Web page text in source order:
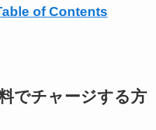
of Contents
でチャージする方